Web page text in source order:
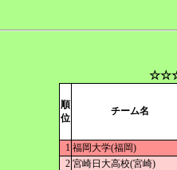
順
位
チーム名
1 福岡大学(福岡)
2 宮崎日大高校(宮崎)